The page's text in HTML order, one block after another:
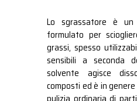
Lo sgrassatore è un
formulato per
grassi, spesso
sensibili a seconda
solvente agisce
composti ed è in